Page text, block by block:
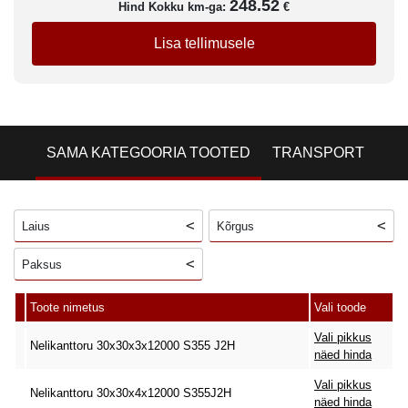
Hind Kokku km-ga: 248.52 €
Lisa tellimusele
SAMA KATEGOORIA TOOTED TRANSPORT
Laius Kõrgus
Paksus
Toote nimetus Vali toode
Nelikanttoru 30x30x3x12000 S355 J2H
Vali pikkus
näed hinda
Nelikanttoru 30x30x4x12000 S355J2H
Vali pikkus
näed hinda